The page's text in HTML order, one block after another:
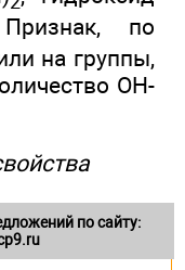
по
на группы,
ОН-
Вариант 2
по сайту: